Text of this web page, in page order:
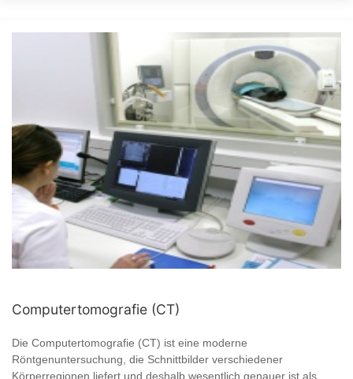
Computertomografie (CT)
Die Computertomografie (CT) ist eine moderne
Röntgenuntersuchung, die Schnittbilder verschiedener
Körperregionen liefert und deshalb wesentlich genauer ist als